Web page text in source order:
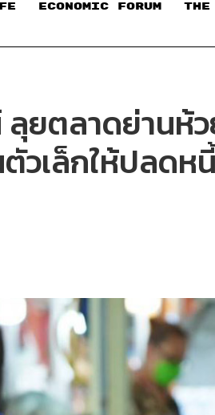
ECONOMIC FORUM THE
ยตลาดย่านห้ว
วเล็กให้ปลดห